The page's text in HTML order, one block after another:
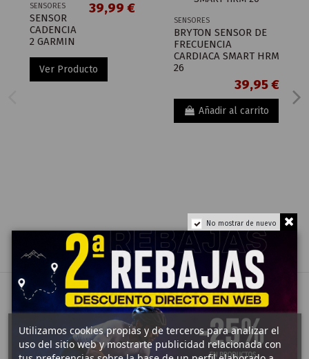
No mostrar de nuevo
SENSORES
SENSOR
CADENCIA
2 GARMIN
39,99 €
Ver Producto
SENSORES
BRYTON SENSOR DE
FRECUENCIA
CARDIACA SMART HRM
26
39,95 €
Añadir al carrito
Utilizamos cookies propias y de terceros para analizar el
uso del sitio web y mostrarte publicidad relacionada con